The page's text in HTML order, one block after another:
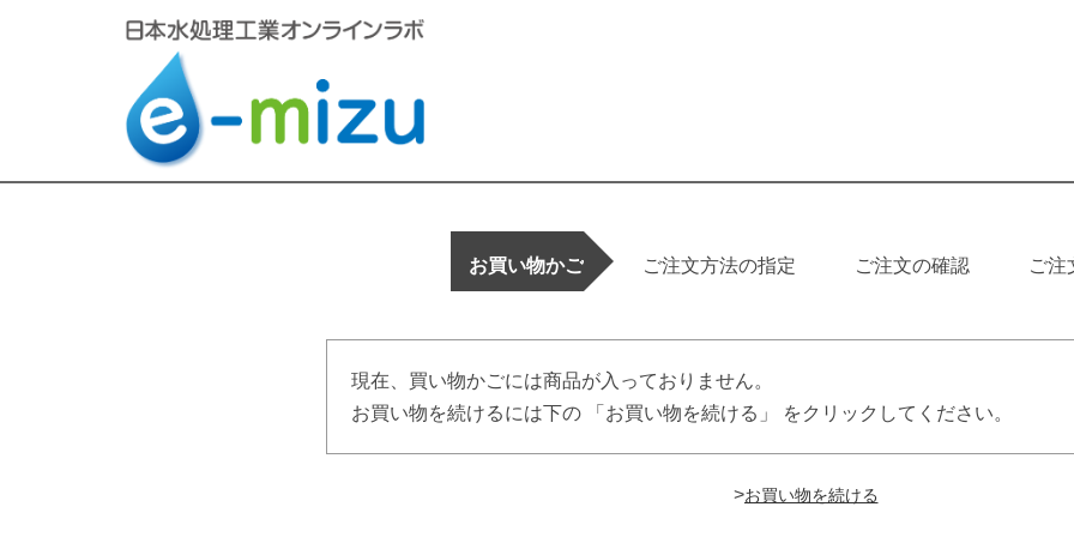
お買い物かご ご注文方法の指定 ご注文の確認 ご注
現在、買い物かごには商品が入っておりません。
お買い物を続けるには下の 「お買い物を続ける」 をクリックしてください。
>